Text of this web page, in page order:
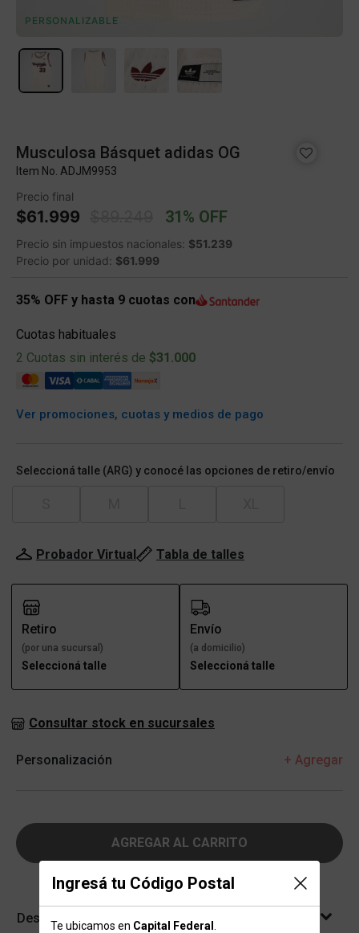
Ingresá tu Código Postal
Te ubicamos en Capital Federal
PERSONALIZABLE
Musculosa Básquet adidas OG
Item No. ADJM9953
Precio final
$61.999 Price reduced from
31% OFF
Precio sin impuestos nacionales: $51.239
Precio por unidad: $61.999
35% OFF y hasta 9 cuotas con
Cuotas habituales
2 Cuotas sin interés de $31.000
Ver promociones, cuotas y medios de pago
Seleccioná talle (ARG) y conocé las opciones de retiro/envío
Probador Virtual Tabla de talles
Retiro
(por una sucursal)
Seleccioná talle
Envío
(a domicilio)
Seleccioná talle
Consultar stock en sucursales
Personalización + Agregar
AGREGAR AL CARRITO
Descripción